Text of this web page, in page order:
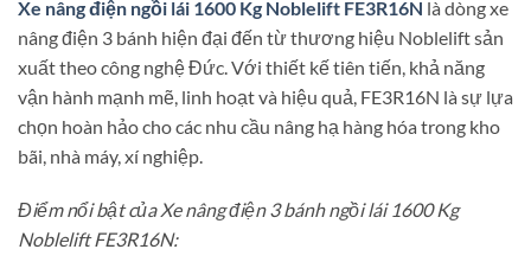
Xe nâng điện ngồi lái 1600 Kg Noblelift FE3R16N là dòng xe
nâng điện 3 bánh hiện đại đến từ thương hiệu Noblelift sản
xuất theo công nghệ Đức. Với thiết kế tiên tiến, khả năng
vận hành mạnh mẽ, linh hoạt và hiệu quả, FE3R16N là sự lựa
chọn hoàn hảo cho các nhu cầu nâng hạ hàng hóa trong kho
bãi, nhà máy, xí nghiệp.
Điểm nổi bật của Xe nâng điện 3 bánh ngồi lái 1600 Kg
Noblelift FE3R16N: